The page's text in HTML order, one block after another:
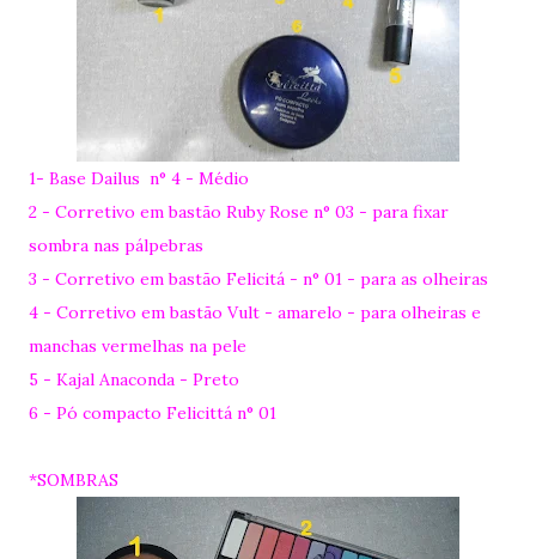
1- Base Dailus n° 4 - Médio
2 - Corretivo em bastão Ruby Rose n° 03 - para fixar
sombra nas pálpebras
3 - Corretivo em bastão Felicitá - n° 01 - para as olheiras
4 - Corretivo em bastão Vult - amarelo - para olheiras e
manchas vermelhas na pele
5 - Kajal Anaconda - Preto
6 - Pó compacto Felicittá n° 01
*SOMBRAS